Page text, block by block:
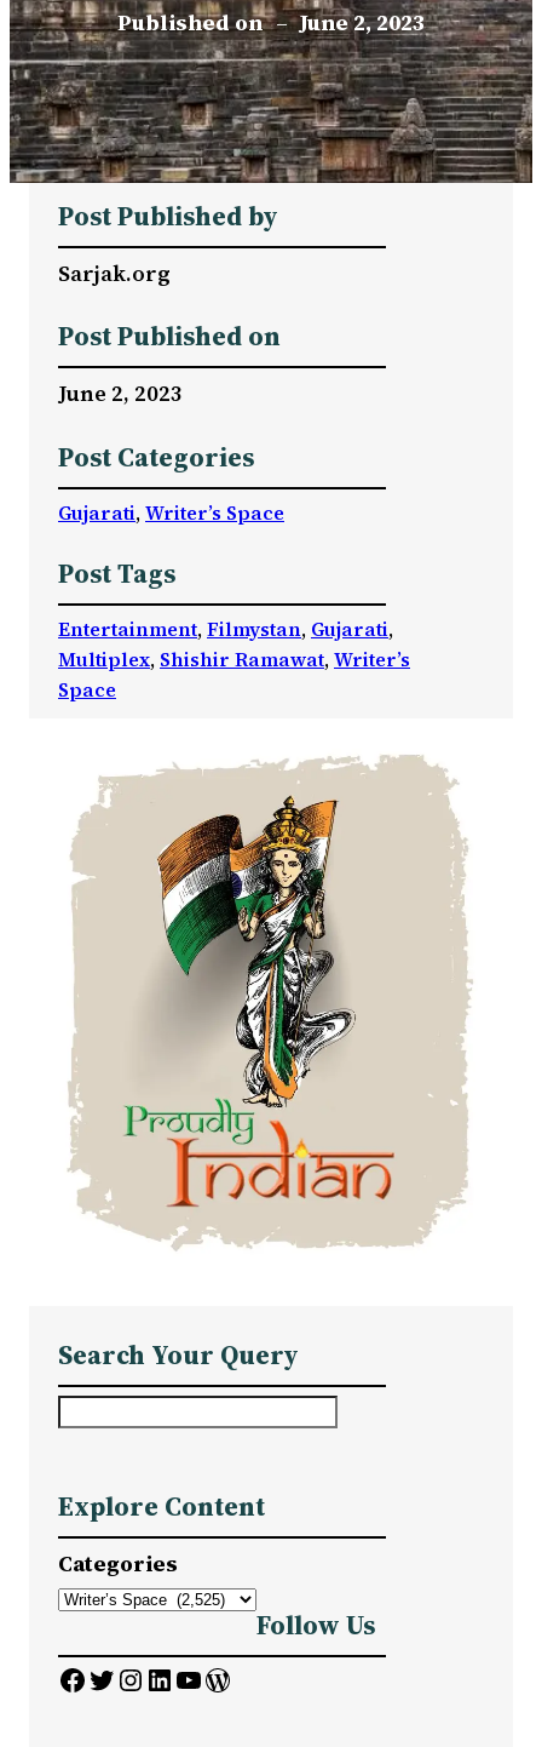
Published on – June 2, 2023
Post Published by
Sarjak.org
Post Published on
June 2, 2023
Post Categories
Gujarati, Writer’s Space
Post Tags
Entertainment, Filmystan, Gujarati
Multiplex, Shishir Ramawat, Writer’s
Space
Search Your Query
r
c
h
Explore Content
Categories
Follow Us
Facebook Twitter InstagramLinkedIn YouTube WordPress